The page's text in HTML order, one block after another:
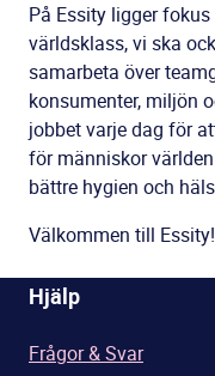
På Essity ligger
världsklass, vi ska
samarbeta över
konsumenter, miljön
jobbet varje dag för
för människor
bättre hygien och
Välkommen till Essity!
Hjälp
Frågor & Svar